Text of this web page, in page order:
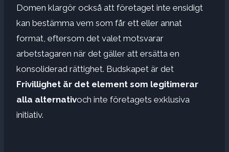
Domen klargör också att företaget inte ensidigt
kan bestämma vem som får ett eller annat
format, eftersom det valet motsvarar
arbetstagaren när det gäller att ersätta en
konsoliderad rättighet. Budskapet är det
Frivillighet är det element som legitimerar
alla alternativoch inte företagets exklusiva
initiativ.